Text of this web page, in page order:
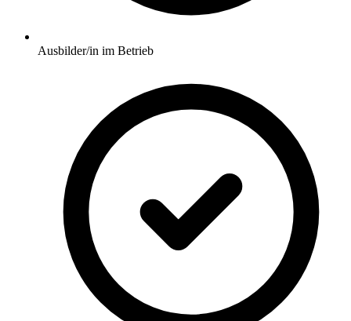
Ausbilder/in im Betrieb